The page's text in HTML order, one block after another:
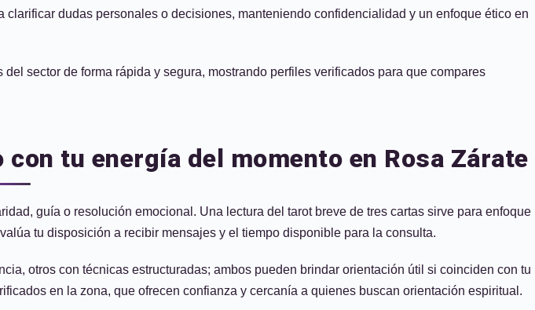
dudas personales o decisiones, manteniendo confidencialidad y un enfoque ético en
sector de forma rápida y segura, mostrando perfiles verificados para que compares
tu energía del momento en Rosa Zárate
guía o resolución emocional. Una lectura del tarot breve de tres cartas sirve para enfoque
tu disposición a recibir mensajes y el tiempo disponible para la consulta.
otros con técnicas estructuradas; ambos pueden brindar orientación útil si coinciden con tu
en la zona, que ofrecen confianza y cercanía a quienes buscan orientación espiritual.